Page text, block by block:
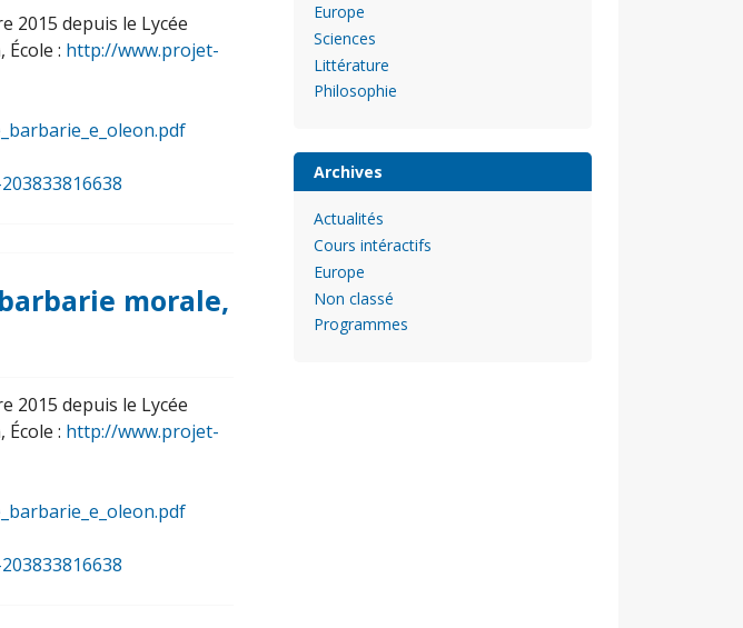
2015 depuis le Lycée
: http://www.projet-
morale,
2015 depuis le Lycée
: http://www.projet-
Europe
Sciences
Littérature
Philosophie
Archives
Actualités
Cours intéractifs
Europe
Non classé
Programmes